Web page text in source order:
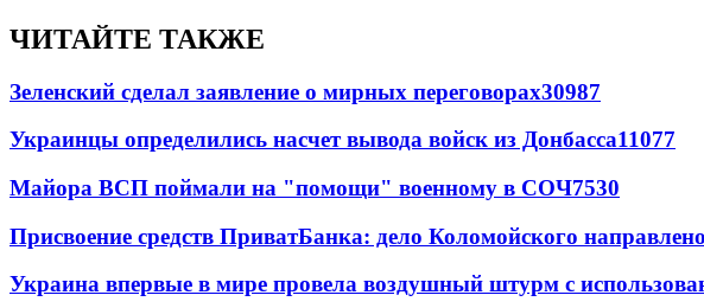
ЧИТАЙТЕ ТАКЖЕ
Зеленский сделал заявление о мирных переговорах30987
Украинцы определились насчет вывода войск из Донбасса11077
Майора ВСП поймали на "помощи" военному в СОЧ7530
Присвоение средств ПриватБанка: дело Коломойского
Украина впервые в мире провела воздушный штурм с